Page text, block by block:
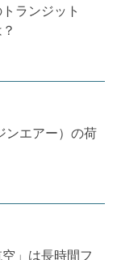
ランジット
ンエアー）の荷
」は長時間フ